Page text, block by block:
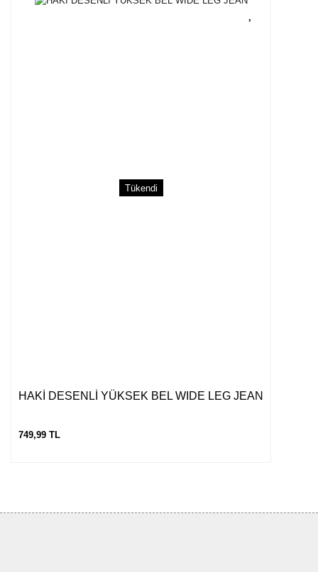
Tükendi
HAKİ DESENLİ YÜKSEK BEL WIDE LEG JEAN
749,99 TL